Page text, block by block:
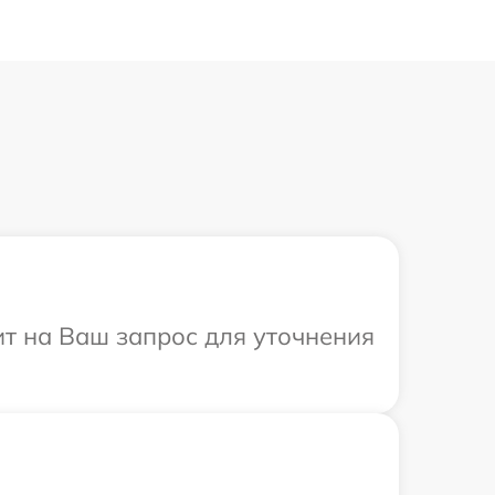
на Ваш запрос для уточнения